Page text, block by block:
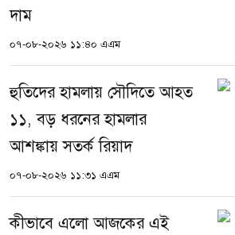
দাম
০৭-০৮-২০২৬ ১১:৪০ এএম
হুতিদের হামলায় সৌদিতে আহত
১১, বড় ধরনের হামলার
আশঙ্কায় সতর্ক রিয়াদ
০৭-০৮-২০২৬ ১১:৩১ এএম
কীভাবে এলো আজকের এই